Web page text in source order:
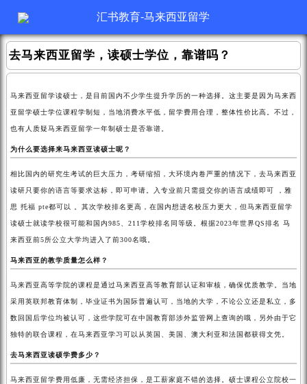
汇书教育-马来西亚留学
去马来西亚留学，读硕士学位，靠谱吗？
马来西亚留学读硕士，是目前国内不少学生提升学历的一种选择。这主要是因为马来西
亚留学硕士学位课程学制短，当地消费水平低，留学费用合理，整体性价比高。不过，
也有人质疑马来西亚留学一年制硕士是否靠谱。
为什么要选择来马来西亚读硕士呢？
相比国内的研究生考试的巨大压力，考研缩招，大环境内卷严重的情况下，去马来西亚
读研只要你的语言等要求达标，即可申请。入专业前只需提交你的语言成绩即可 ，雅
思 托福 pte都可以 。其次学校排名更高，在国内想进名校压力更大，但马来西亚留学
读硕士就读学校很可能和国内985、211学校排名同等级。根据2023年世界QS排名 马
来西亚前5所公立大学均进入了前300名哦。
马来西亚的教学质量怎么样？
马来西亚高等学院的课程是通过马来西亚高等教育部认证和审核，确保优质教学。当地
采用英联邦教育体制，毕业证书为国际普遍认可，当地的大学，不论公立还是私立，多
数回国后学位均被认可，这些学院可在中国教育部涉外监管网上查询的哦，另外由于它
独特的联合课程，在马来西亚学习可以从英国、美国、澳大利亚和法国都获得文凭。
去马来西亚读硕学费多少？
马来西亚留学费用低廉，无需经济担保，是工薪家庭不错的选择。硕士课程公立院校一